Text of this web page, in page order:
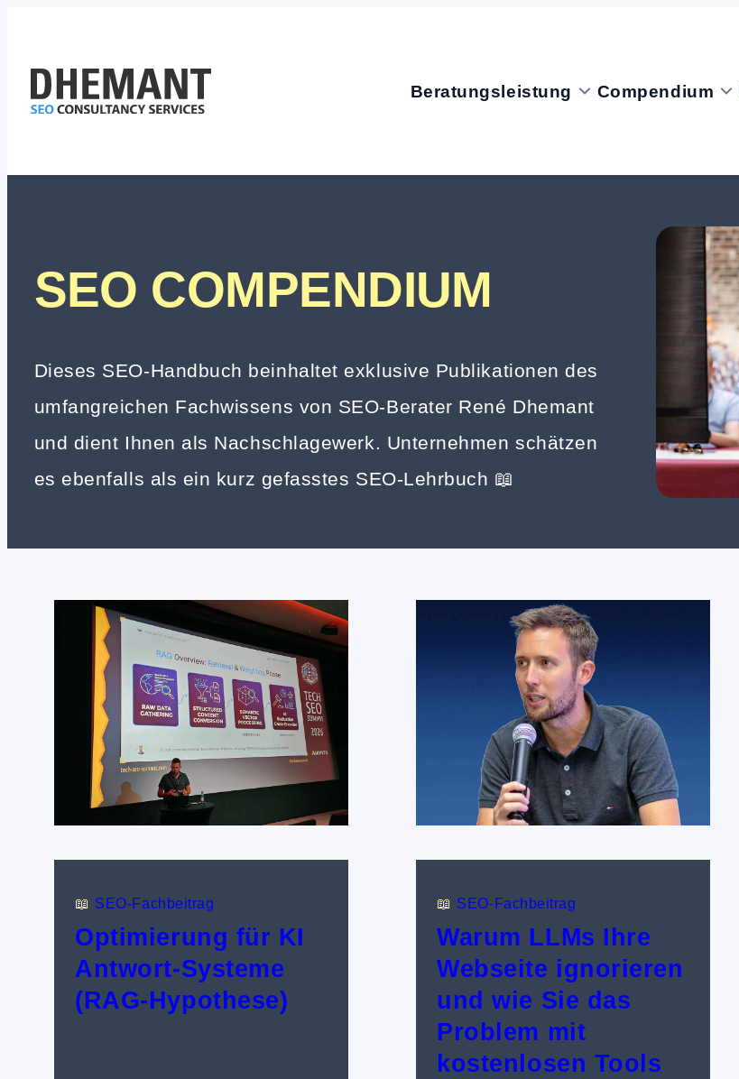
springen
Beratungsleistung Compendium
SEO COMPENDIUM
Dieses SEO-Handbuch beinhaltet exklusive Publikationen des
umfangreichen Fachwissens von SEO-Berater René Dhemant
und dient Ihnen als Nachschlagewerk. Unternehmen schätzen
es ebenfalls als ein kurz gefasstes SEO-Lehrbuch 📖
📖 SEO-Fachbeitrag
Optimierung für KI
Antwort-Systeme
(RAG-Hypothese)
📖 SEO-Fachbeitrag
Warum LLMs Ihre
Webseite ignorieren
und wie Sie das
Problem mit
kostenlosen Tools